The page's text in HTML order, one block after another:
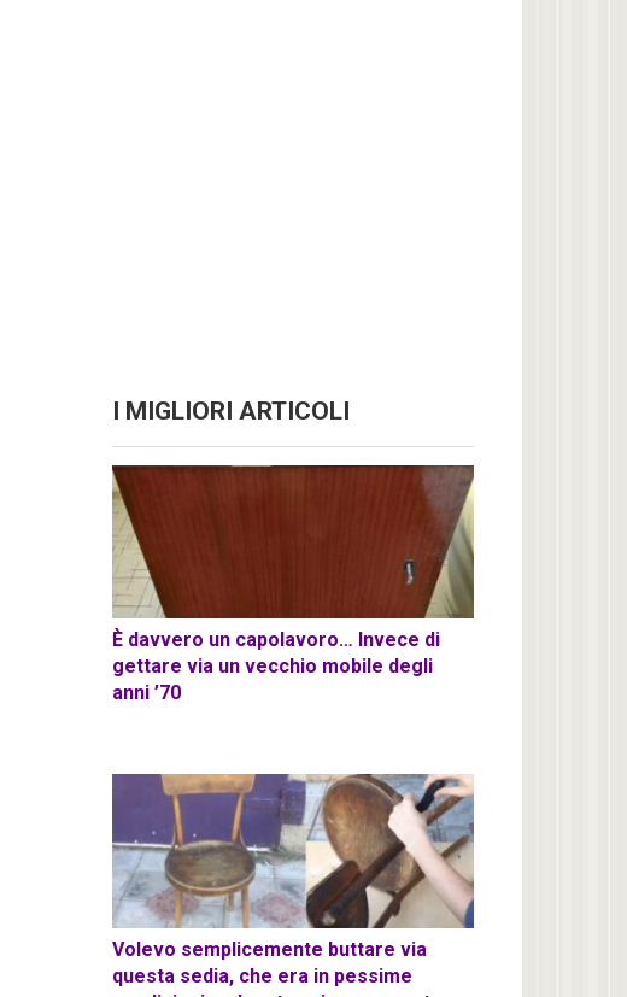
I MIGLIORI ARTICOLI
È davvero un capolavoro… Invece di
gettare via un vecchio mobile degli
anni ’70
Volevo semplicemente buttare via
questa sedia, che era in pessime